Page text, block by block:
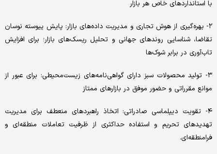
با استانداردهای‌ خاص هر بازار
۲- بهره‌گیری‌ از هوش تجاری‌ و مدیریت‌ داده‌های‌ بازار: پایش‌ پیوسته‌ نوسان
تقاضا، شناسایی‌ روندهای‌ جهانی‌ و تحلیل‌ ریسک‌های‌ بازار؛ برای افزایش‌
تاب‌آوری‌ در برابر شوک‌ها
۳- تولید محصولات سبز دارای‌ گواهی‌نامه‌های‌ زیست‌محیطی‌: برای‌ عبور از
موانع‌ مقرراتی‌ و حضور موفق‌ در بازارهای‌ ممتاز
۴- تقویت‌ دیپلماسی‌ صادراتی‌: اتخاذ راهبردهای‌ منعطف‌ برای‌ مدیریت‌
تهدیدهای‌ تحریم‌ و استفاده حداکثری‌ از ظرفیت‌ تعاملات منطقه‌ای‌ و
فرامنطقه‌ای‌.